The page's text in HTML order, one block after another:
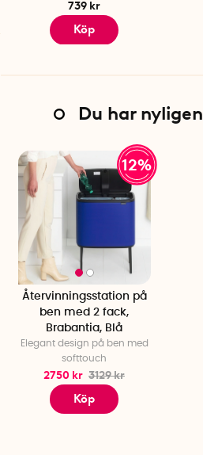
739 kr
Köp
Du har
12%
Återvinningsstation på
ben med 2 fack,
Brabantia, Blå
Elegant design på ben med
softtouch
2750 kr 3129 kr
Köp